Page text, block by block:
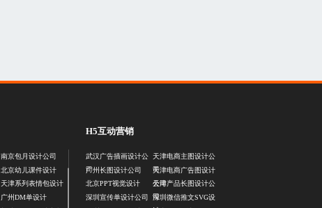
南京包月设计公司
北京幼儿课件设计
天津系列表情包设计
广州DM单设计
H5互动营销
武汉广告插画设计公
司
广州长图设计公司
北京PPT视觉设计
深圳宣传单设计公司
天津电商主图设计公
司
天津电商广告图设计
公司
天津产品长图设计公
司
深圳微信推文SVG设